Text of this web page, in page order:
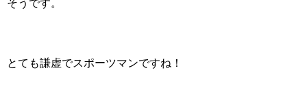
そうです。
とても謙虚でスポーツマンですね！